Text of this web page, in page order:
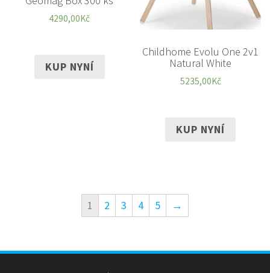
4290,00Kč
KUP NYNÍ
Childhome Evolu One 2v1
Natural White
5235,00Kč
KUP NYNÍ
1 2 3 4 5 →